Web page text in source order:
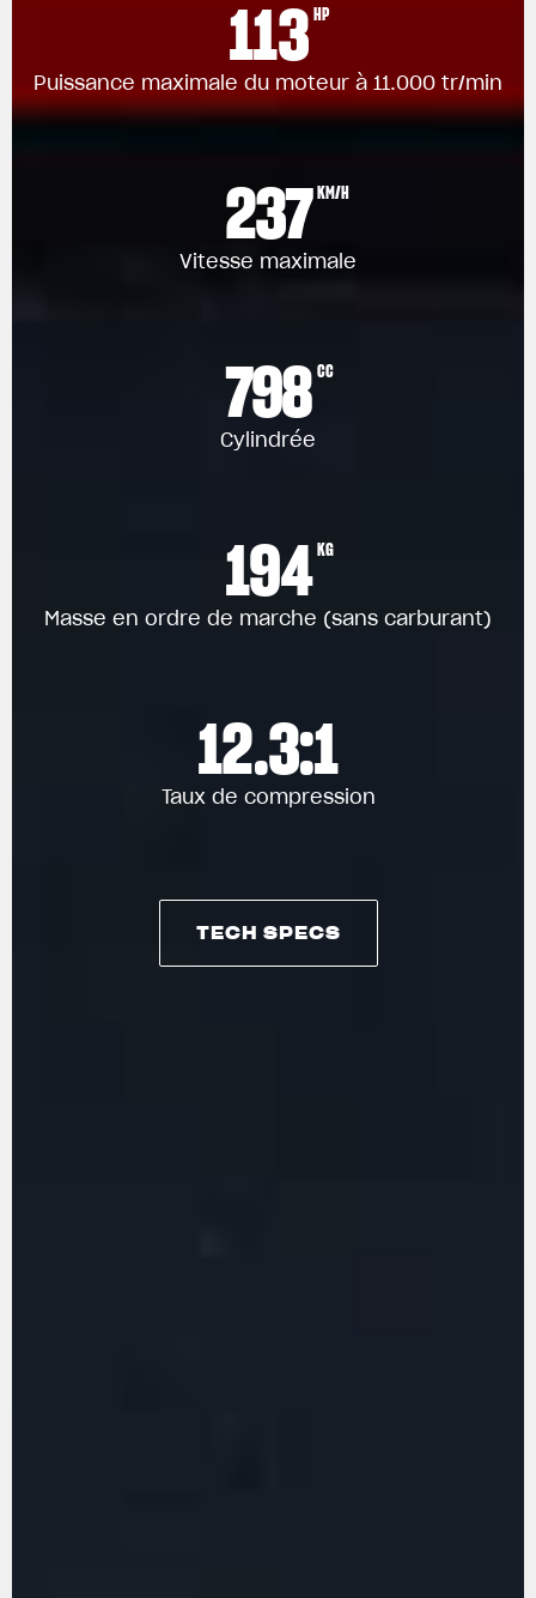
113 HP
Puissance maximale du moteur à 11.000 tr/min
237 KM/H
Vitesse maximale
798 CC
Cylindrée
194 KG
Masse en ordre de marche (sans carburant)
12.3:1
Taux de compression
TECH SPECS